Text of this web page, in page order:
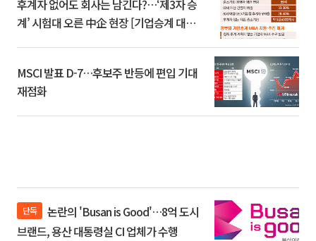
후계자 없어도 회사는 남긴다?…‘제3자 승
계’ 시험대 오른 中企 현장 [기업승계 대전
MSCI 발표 D-7…후보주 반등에 편입 기대
재점화
단독
브랜드, 용산 대통령실 CI 업체가 수행